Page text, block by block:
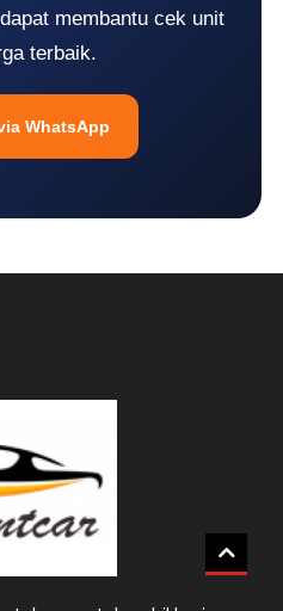
membantu cek unit
terbaik.
WhatsApp